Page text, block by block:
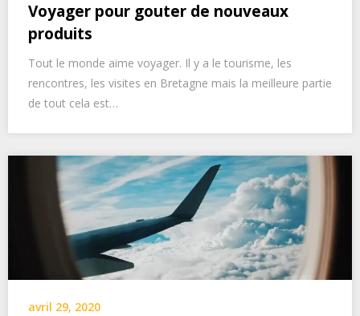
Voyager pour gouter de nouveaux
produits
Tout le monde aime voyager. Il y a le tourisme, les
rencontres, les visites en Bretagne mais la meilleure partie
de tout cela est…
avril 29, 2020